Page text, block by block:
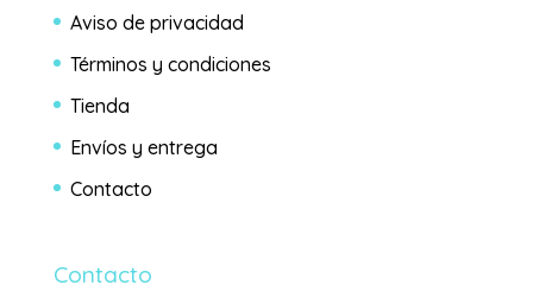
Aviso de privacidad
Términos y condiciones
Tienda
Envíos y entrega
Contacto
Contacto